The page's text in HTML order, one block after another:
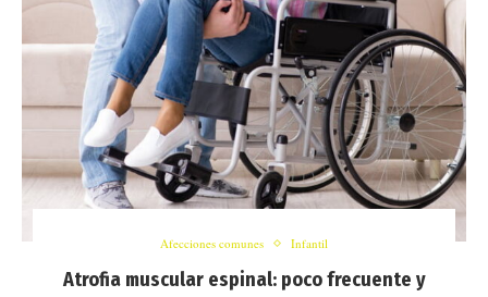
Afecciones comunes Infantil
Atrofia muscular espinal: poco frecuente y